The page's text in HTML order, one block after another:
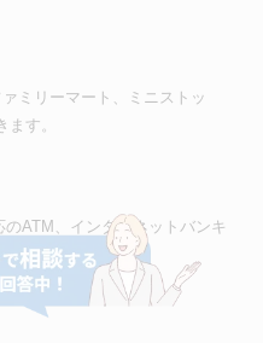
ミリーマート、ミニストッ
す。
ATM、インターネットバンキ